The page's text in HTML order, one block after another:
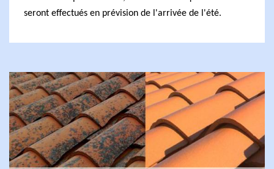
seront effectués en prévision de l'arrivée de l'été.